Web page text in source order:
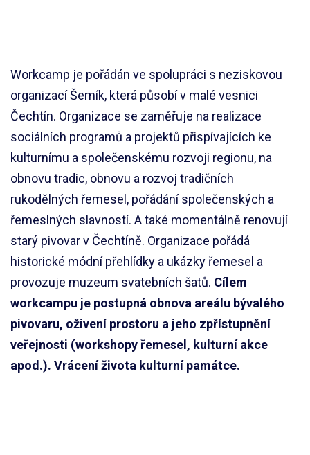
Workcamp je pořádán ve spolupráci s neziskovou
organizací Šemík, která působí v malé vesnici
Čechtín. Organizace se zaměřuje na realizace
sociálních programů a projektů přispívajících ke
kulturnímu a společenskému rozvoji regionu, na
obnovu tradic, obnovu a rozvoj tradičních
rukodělných řemesel, pořádání společenských a
řemeslných slavností. A také momentálně renovují
starý pivovar v Čechtíně. Organizace pořádá
historické módní přehlídky a ukázky řemesel a
provozuje muzeum svatebních šatů. Cílem
workcampu je postupná obnova areálu bývalého
pivovaru, oživení prostoru a jeho zpřístupnění
veřejnosti (workshopy řemesel, kulturní akce
apod.). Vrácení života kulturní památce.